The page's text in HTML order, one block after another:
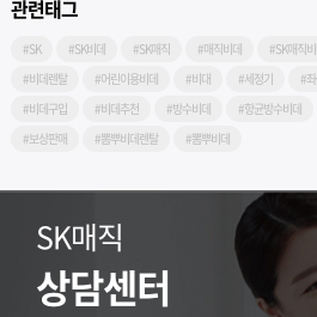
관련태그
#SK #SK비데 #SK매직 #매직비데 #SK매직
#비데렌탈
#어린이용비데 #비대 #세정기 #
#비데구입
#비데추천 #방수비데 #항균방수비데
#보상판매
#뽐뿌비데렌탈 #뽐뿌비데
SK매직
상담센터